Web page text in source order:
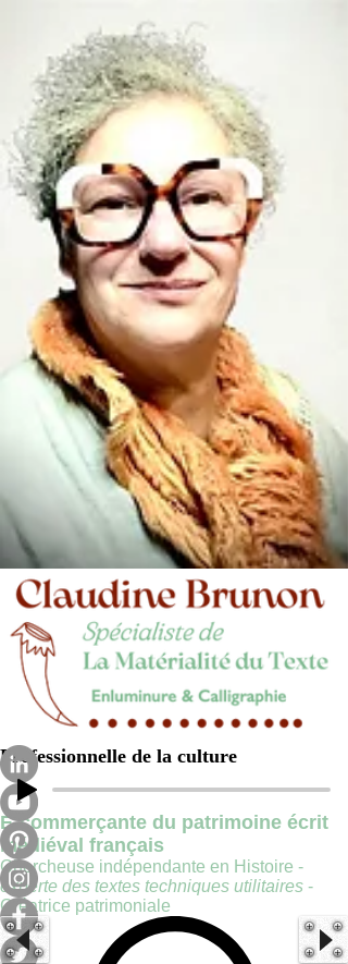
Professionnelle de la culture
E-commerçante du patrimoine écrit
médiéval français
Chercheuse indépendante en Histoire -
experte des textes techniques utilitaires -
Créatrice patrimoniale